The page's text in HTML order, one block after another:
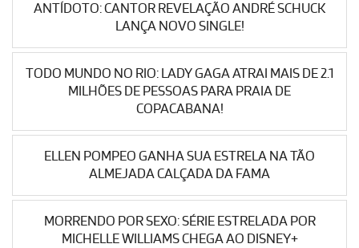
ANTÍDOTO: CANTOR REVELAÇÃO ANDRÉ SCHUCK
LANÇA NOVO SINGLE!
TODO MUNDO NO RIO: LADY GAGA ATRAI MAIS DE 2.1
MILHÕES DE PESSOAS PARA PRAIA DE
COPACABANA!
ELLEN POMPEO GANHA SUA ESTRELA NA TÃO
ALMEJADA CALÇADA DA FAMA
MORRENDO POR SEXO: SÉRIE ESTRELADA POR
MICHELLE WILLIAMS CHEGA AO DISNEY+